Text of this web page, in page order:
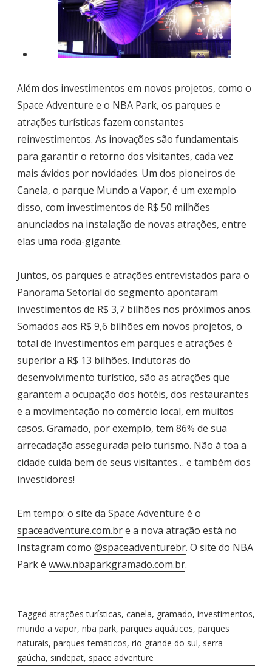
Além dos investimentos em novos projetos, como o
Space Adventure e o NBA Park, os parques e
atrações turísticas fazem constantes
reinvestimentos. As inovações são fundamentais
para garantir o retorno dos visitantes, cada vez
mais ávidos por novidades. Um dos pioneiros de
Canela, o parque Mundo a Vapor, é um exemplo
disso, com investimentos de R$ 50 milhões
anunciados na instalação de novas atrações, entre
elas uma roda-gigante.
Juntos, os parques e atrações entrevistados para o
Panorama Setorial do segmento apontaram
investimentos de R$ 3,7 bilhões nos próximos anos.
Somados aos R$ 9,6 bilhões em novos projetos, o
total de investimentos em parques e atrações é
superior a R$ 13 bilhões. Indutoras do
desenvolvimento turístico, são as atrações que
garantem a ocupação dos hotéis, dos restaurantes
e a movimentação no comércio local, em muitos
casos. Gramado, por exemplo, tem 86% de sua
arrecadação assegurada pelo turismo. Não à toa a
cidade cuida bem de seus visitantes… e também dos
investidores!
Em tempo: o site da Space Adventure é o
spaceadventure.com.bre a nova atração está no
Instagram como @spaceadventurebr. O site do NBA
Park é www.nbaparkgramado.com.br.
Tagged atrações turísticas, canela, gramado, investimentos,
mundo a vapor, nba park, parques aquáticos, parques
naturais, parques temáticos, rio grande do sul, serra
gaúcha, sindepat, space adventure